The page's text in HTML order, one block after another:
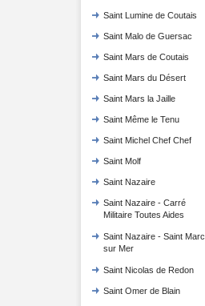
Saint Lumine de Coutais
Saint Malo de Guersac
Saint Mars de Coutais
Saint Mars du Désert
Saint Mars la Jaille
Saint Même le Tenu
Saint Michel Chef Chef
Saint Molf
Saint Nazaire
Saint Nazaire - Carré
Militaire Toutes Aides
Saint Nazaire - Saint Marc
sur Mer
Saint Nicolas de Redon
Saint Omer de Blain